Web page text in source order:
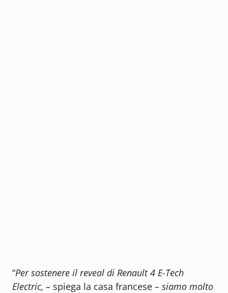
“Per sostenere il reveal di Renault 4 E-Tech
Electric, – spiega la casa francese – siamo molto